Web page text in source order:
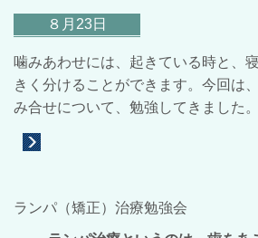
８月23日
噛みあわせには、起きている時と、
きく分けることができます。今回は
み合せについて、勉強してきました。
ランパ（矯正）治療勉強会